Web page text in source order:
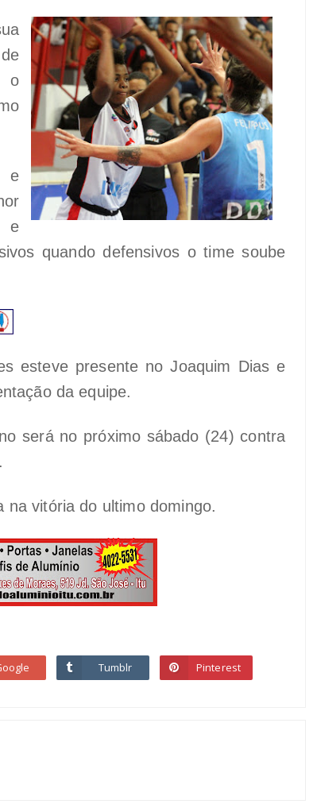
o
e
e
quando defensivos o time soube
esteve presente no Joaquim Dias e
da equipe.
será no próximo sábado (24) contra
vitória do ultimo domingo.
Tumblr Pinterest